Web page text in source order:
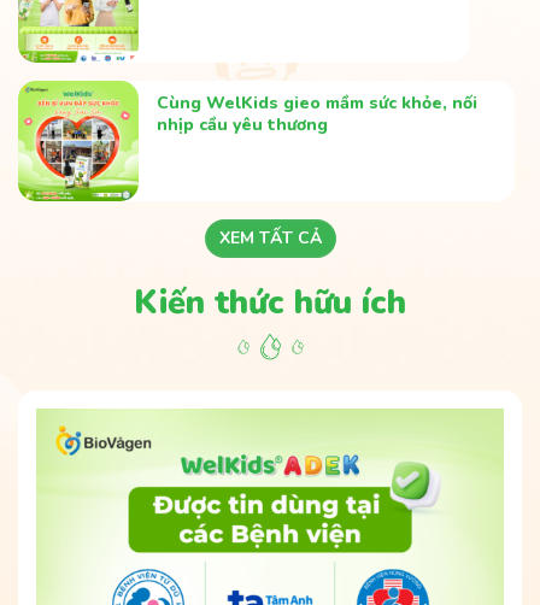
Cùng WelKids gieo mầm sức khỏe, nối
nhịp cầu yêu thương
XEM TẤT CẢ
Kiến thức hữu ích